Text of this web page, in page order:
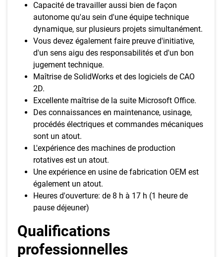
Capacité de travailler aussi bien de façon
autonome qu'au sein d'une équipe technique
dynamique, sur plusieurs projets simultanément.
Vous devez également faire preuve d'initiative,
d'un sens aigu des responsabilités et d'un bon
jugement technique.
Maîtrise de SolidWorks et des logiciels de CAO
2D.
Excellente maîtrise de la suite Microsoft Office.
Des connaissances en maintenance, usinage,
procédés électriques et commandes mécaniques
sont un atout.
L'expérience des machines de production
rotatives est un atout.
Une expérience en usine de fabrication OEM est
également un atout.
Heures d'ouverture: de 8 h à 17 h (1 heure de
pause déjeuner)
Qualifications
professionnelles